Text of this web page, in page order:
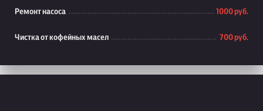
Ремонт насоса 1000 руб.
Чистка от кофейных масел 700 руб.